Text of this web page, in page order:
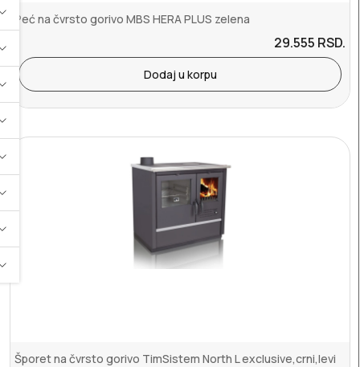
Peć na čvrsto gorivo MBS HERA PLUS zelena
29.555 RSD.
Dodaj u korpu
Šporet na čvrsto gorivo TimSistem North L exclusive,crni,levi